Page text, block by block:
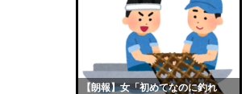
【朗報】女「初めてなのに釣れ